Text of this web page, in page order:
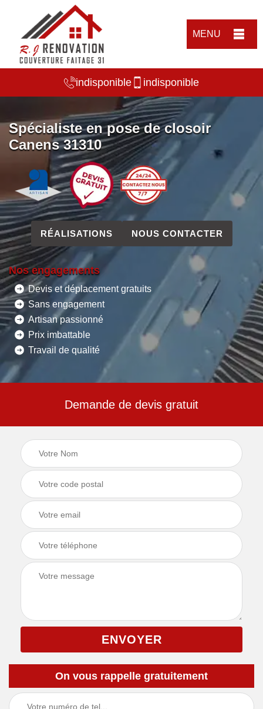
MENU
indisponible indisponible
Spécialiste en pose de closoir
Canens 31310
RÉALISATIONS NOUS CONTACTER
Nos engagements
Devis et déplacement gratuits
Sans engagement
Artisan passionné
Prix imbattable
Travail de qualité
Demande de devis gratuit
On vous rappelle gratuitement